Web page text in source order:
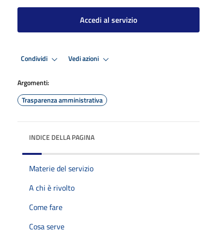
Accedi al servizio
Condividi Vedi azioni
Argomenti:
Trasparenza amministrativa
INDICE DELLA PAGINA
Materie del servizio
A chi è rivolto
Come fare
Cosa serve